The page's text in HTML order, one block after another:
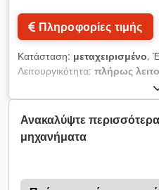
Πληροφορίες τιμής
Κατάσταση: μεταχειρισμένο,
Λειτουργικότητα: πλήρως
Heidelberg KD 78 KTLL - Έτος
κυλίνδρους Extra Grip για
τσέπη-παράθυρο, έξοδος
Ανακαλύψτε
μηχανήματα